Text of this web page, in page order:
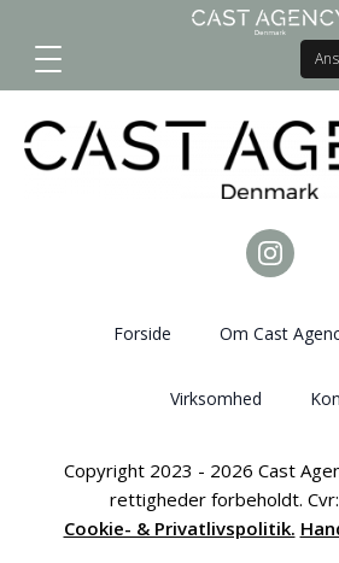
Forside Om Cast
Virksomhed
Copyright 2023 - 2026 Cast
rettigheder forbeholdt.
Cookie- & Privatlivspolitik.